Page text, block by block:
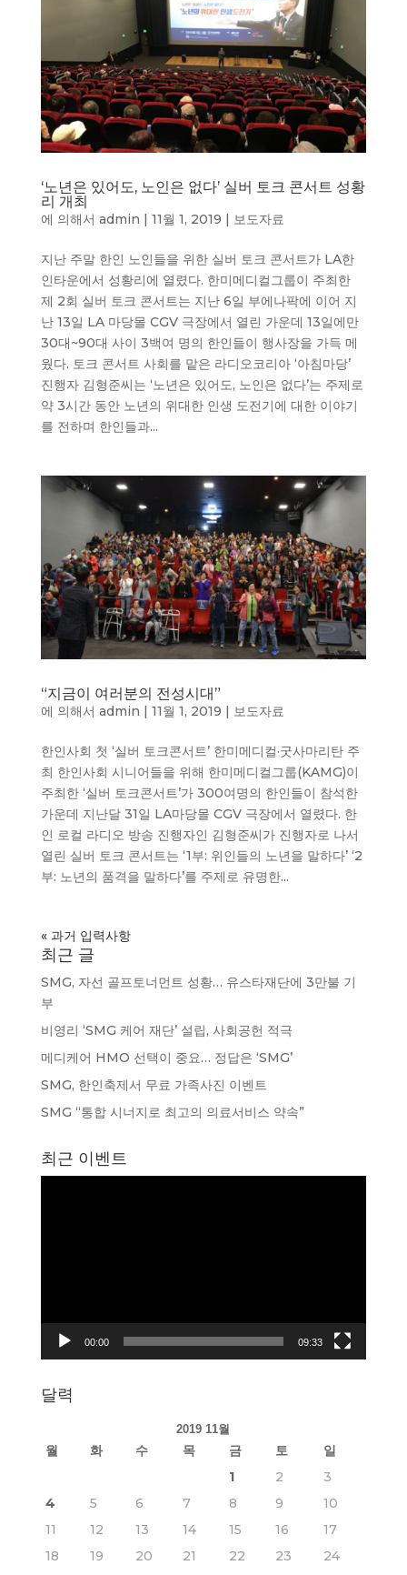
‘노년은 있어도, 노인은 없다’ 실버 토크 콘서트 성황
리 개최
에 의해서 admin 11월 1, 2019 보도자료
지난 주말 한인 노인들을 위한 실버 토크 콘서트가 LA한
인타운에서 성황리에 열렸다. 한미메디컬그룹이 주최한
제 2회 실버 토크 콘서트는 지난 6일 부에나팍에 이어 지
난 13일 LA 마당몰 CGV 극장에서 열린 가운데 13일에만
30대~90대 사이 3백여 명의 한인들이 행사장을 가득 메
웠다. 토크 콘서트 사회를 맡은 라디오코리아 ‘아침마당’
진행자 김형준씨는 ‘노년은 있어도, 노인은 없다’는 주제로
약 3시간 동안​ 노년의 위대한 인생 도전기에 대한 이야기
를 전하며 한인들과...
“지금이 여러분의 전성시대”
에 의해서 admin | 11월 1, 2019 | 보도자료
한인사회 첫 ‘실버 토크콘서트’ 한미메디컬·굿사마리탄 주
최 한인사회 시니어들을 위해 한미메디컬그룹(KAMG)이
주최한 ‘실버 토크콘서트’가 300여명의 한인들이 참석한
가운데 지난달 31일 LA마당몰 CGV 극장에서 열렸다. 한
인 로컬 라디오 방송 진행자인 김형준씨가 진행자로 나서
열린 실버 토크 콘서트는 ‘1부: 위인들의 노년을 말하다’ ‘2
부: 노년의 품격을 말하다’를 주제로 유명한...
« 과거 입력사항
최근 글
SMG, 자선 골프토너먼트 성황… 유스타재단에 3만불 기
부
비영리 ‘SMG 케어 재단’ 설립, 사회공헌 적극
메디케어 HMO 선택이 중요… 정답은 ‘SMG’
SMG, 한인축제서 무료 가족사진 이벤트
SMG “통합 시너지로 최고의 의료서비스 약속”
최근 이벤트
00:00 09:33
달력
2019 11월
월 화 수 목 금 토
일
1
2
3
4
5 6 7 8 9
10
11
12 13 14 15 16
17
18
19 20 21 22 23
24